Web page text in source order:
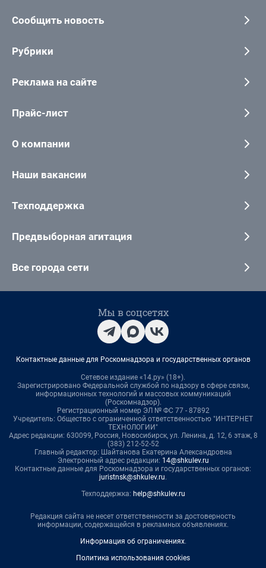
Сообщить новость
Рубрики
Реклама на сайте
Прайс-лист
О компании
Наши вакансии
Техподдержка
Предвыборная агитация
Все города сети
Мы в соцсетях
Контактные данные для Роскомнадзора и государственных органов
Сетевое издание «14.ру» (18+).
Зарегистрировано Федеральной службой по надзору в сфере связи,
информационных технологий и массовых коммуникаций
(Роскомнадзор).
Регистрационный номер ЭЛ № ФС 77 - 87892
Учредитель: Общество с ограниченной ответственностью "ИНТЕРНЕТ
ТЕХНОЛОГИИ"
Адрес редакции: 630099, Россия, Новосибирск, ул. Ленина, д. 12, 6 этаж, 8
(383) 212-52-52
Главный редактор: Шайтанова Екатерина Александровна
Электронный адрес редакции: 14@shkulev.ru
Контактные данные для Роскомнадзора и государственных органов:
juristnsk@shkulev.ru.
Техподдержка: help@shkulev.ru
Редакция сайта не несет ответственности за достоверность
информации, содержащейся в рекламных объявлениях.
Информация об ограничениях.
Политика использования cookies